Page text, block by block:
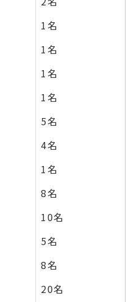
1名
1名
1名
1名
5名
4名
1名
8名
10名
5名
8名
20名